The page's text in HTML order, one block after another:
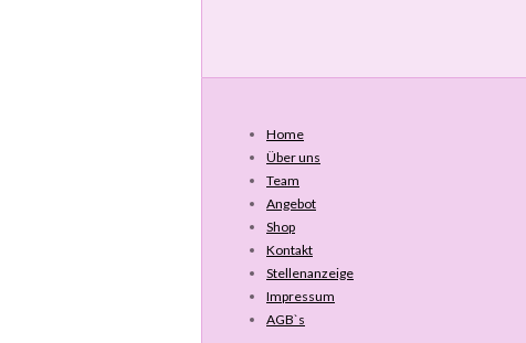
Home
Über uns
Team
Angebot
Shop
Kontakt
Stellenanzeige
Impressum
AGB`s